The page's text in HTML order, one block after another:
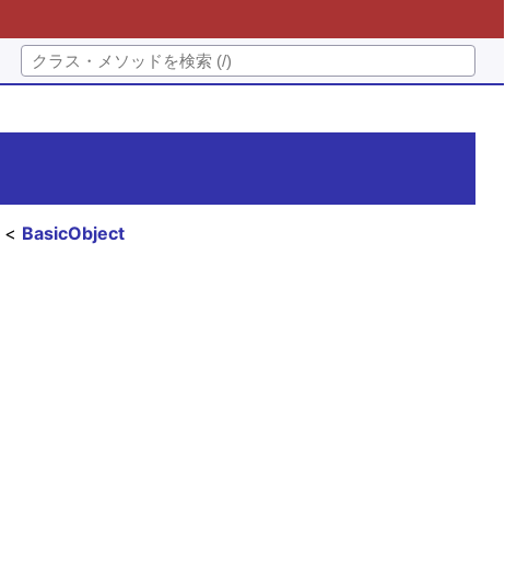
BasicObject